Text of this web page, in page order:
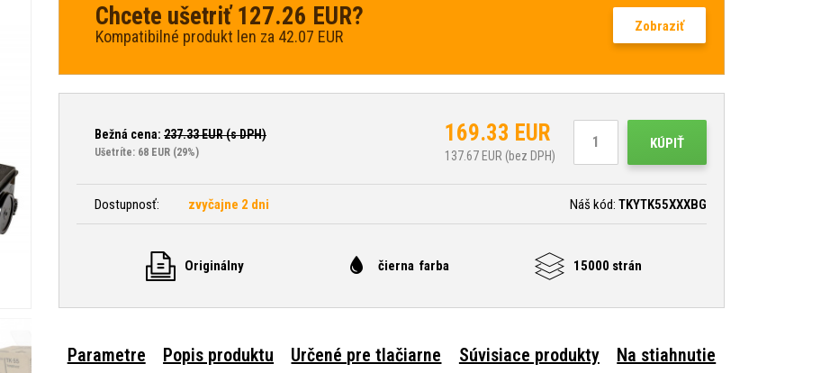
Chcete ušetriť 127.26 EUR?
Kompatibilné produkt len za 42.07 EUR
Zobraziť
Bežná cena: 237.33EUR (s DPH)
Ušetríte: 68 EUR (29%)
169.33 EUR
137.67EUR (bez DPH)
KÚPIŤ
Dostupnosť: zvyčajne 2 dni Náš kód: TKYTK55XXXBG
Originálny čierna farba 15000 strán
Parametre Popis produktu Určené pre tlačiarne Súvisiace produkty Na stiahnutie